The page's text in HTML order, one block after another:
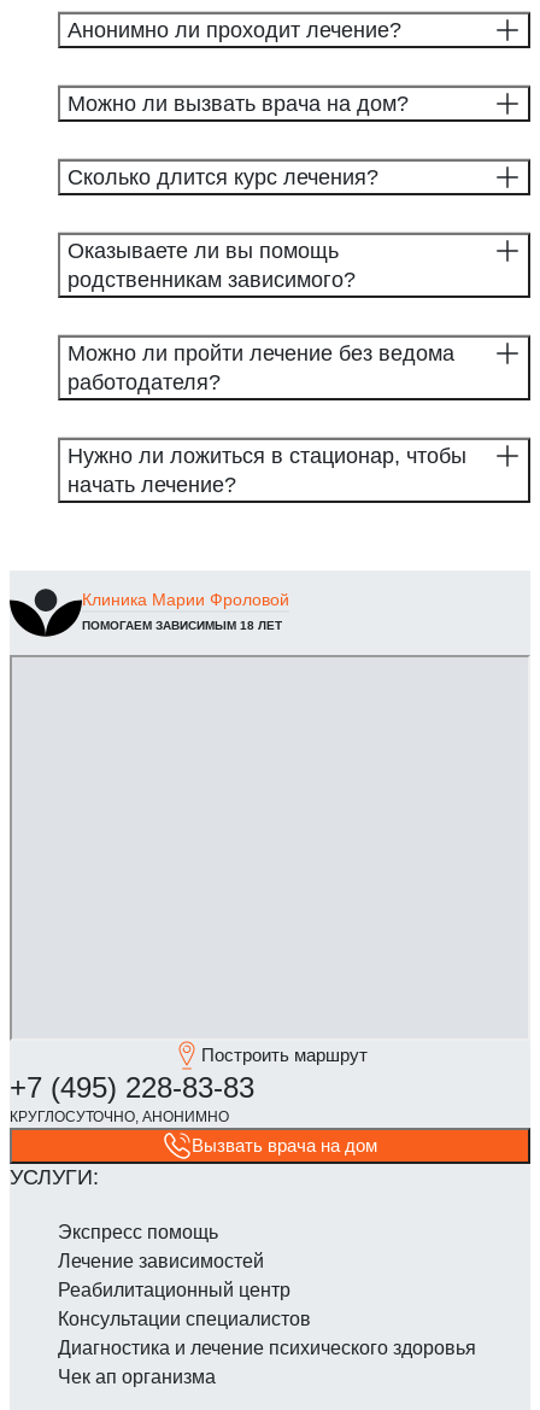
Анонимно ли проходит лечение?
Можно ли вызвать врача на дом?
Сколько длится курс лечения?
Оказываете ли вы помощь
родственникам зависимого?
Можно ли пройти лечение без ведома
работодателя?
Нужно ли ложиться в стационар, чтобы
начать лечение?
Клиника Марии Фроловой
ПОМОГАЕМ ЗАВИСИМЫМ 18 ЛЕТ
Построить маршрут
Вызвать врача на дом
Экспресс помощь
Лечение зависимостей
Реабилитаци­онный центр
Консультации специалистов
Диагностика и лечение психического здоровья
Чек ап организма